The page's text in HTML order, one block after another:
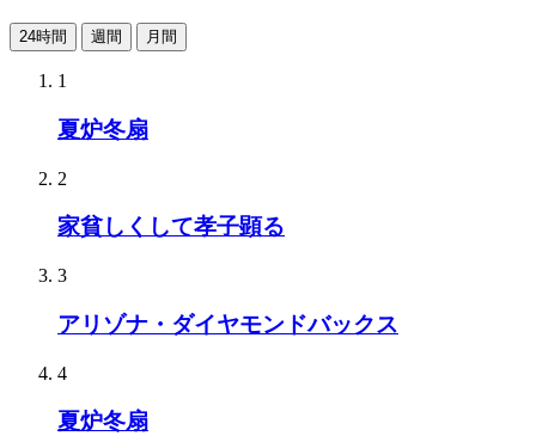
24時間 週間 月間
1
夏炉冬扇
2
家貧しくして孝子顕る
3
アリゾナ・ダイヤモンドバックス
4
夏炉冬扇